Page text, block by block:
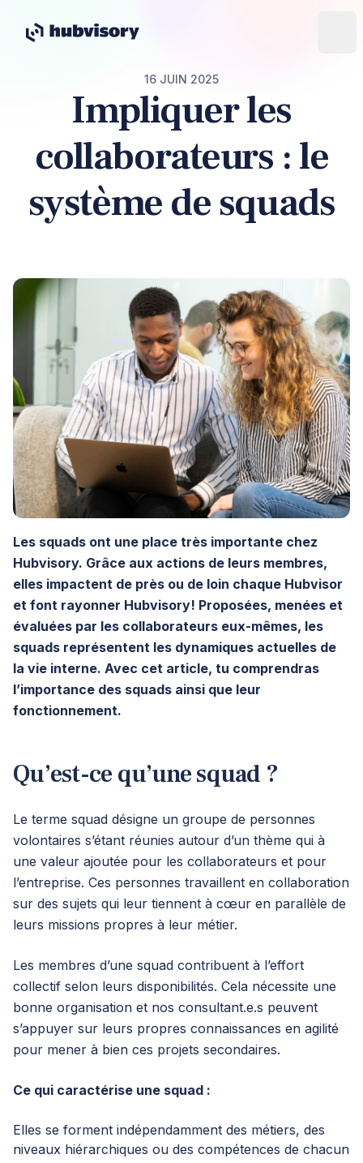
16 JUIN 2025
Impliquer les
collaborateurs : le
système de squads
Les squads ont une place très importante chez
Hubvisory. Grâce aux actions de leurs membres,
elles impactent de près ou de loin chaque Hubvisor
et font rayonner Hubvisory! Proposées, menées et
évaluées par les collaborateurs eux-mêmes, les
squads représentent les dynamiques actuelles de
la vie interne. Avec cet article, tu comprendras
l’importance des squads ainsi que leur
fonctionnement.
Qu’est-ce qu’une squad ?
Le terme squad désigne un groupe de personnes
volontaires s’étant réunies autour d’un thème qui à
une valeur ajoutée pour les collaborateurs et pour
l’entreprise. Ces personnes travaillent en collaboration
sur des sujets qui leur tiennent à cœur en parallèle de
leurs missions propres à leur métier.
Les membres d’une squad contribuent à l’effort
collectif selon leurs disponibilités. Cela nécessite une
bonne organisation et nos consultant.e.s peuvent
s’appuyer sur leurs propres connaissances en agilité
pour mener à bien ces projets secondaires.
Ce qui caractérise une squad :
Elles se forment indépendamment des métiers, des
niveaux hiérarchiques ou des compétences de chacun